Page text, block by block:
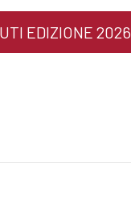
EDIZIONE 2026